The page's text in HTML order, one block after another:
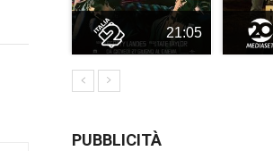
21:05
PUBBLICITÀ